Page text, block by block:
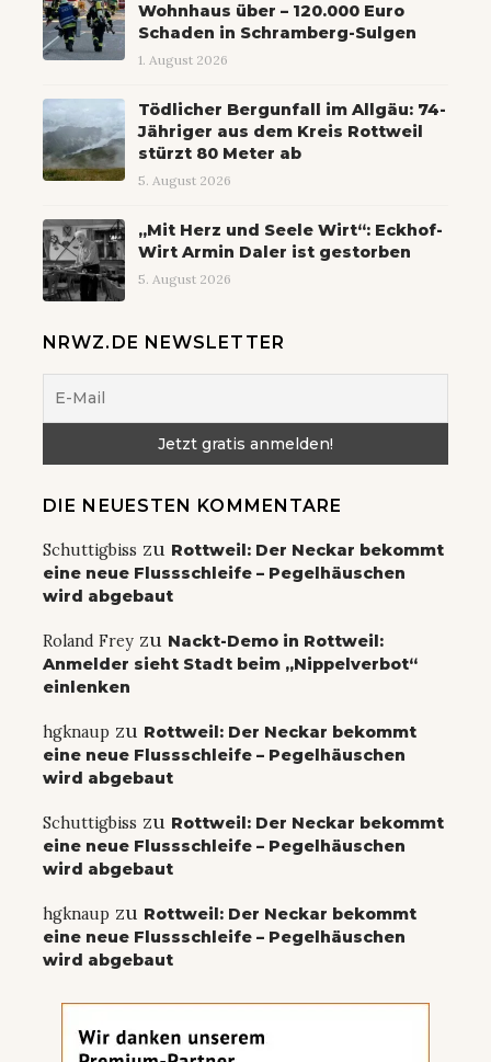
Wohnhaus über – 120.000 Euro
Schaden in Schramberg-Sulgen
1. August 2026
Tödlicher Bergunfall im Allgäu: 74-
Jähriger aus dem Kreis Rottweil
stürzt 80 Meter ab
5. August 2026
„Mit Herz und Seele Wirt“: Eckhof-
Wirt Armin Daler ist gestorben
5. August 2026
NRWZ.DE NEWSLETTER
DIE NEUESTEN KOMMENTARE
Schuttigbiss zu Rottweil: Der Neckar bekommt
eine neue Flussschleife – Pegelhäuschen
wird abgebaut
Roland Frey zu Nackt-Demo in Rottweil:
Anmelder sieht Stadt beim „Nippelverbot“
einlenken
hgknaup zu Rottweil: Der Neckar bekommt
eine neue Flussschleife – Pegelhäuschen
wird abgebaut
Schuttigbiss zu Rottweil: Der Neckar bekommt
eine neue Flussschleife – Pegelhäuschen
wird abgebaut
hgknaup zu Rottweil: Der Neckar bekommt
eine neue Flussschleife – Pegelhäuschen
wird abgebaut